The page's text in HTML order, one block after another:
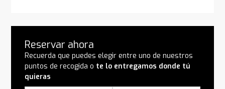
Reservar ahora
Recuerda que puedes elegir entre uno de nuestros
puntos de recogida o te lo entregamos donde tú
quieras